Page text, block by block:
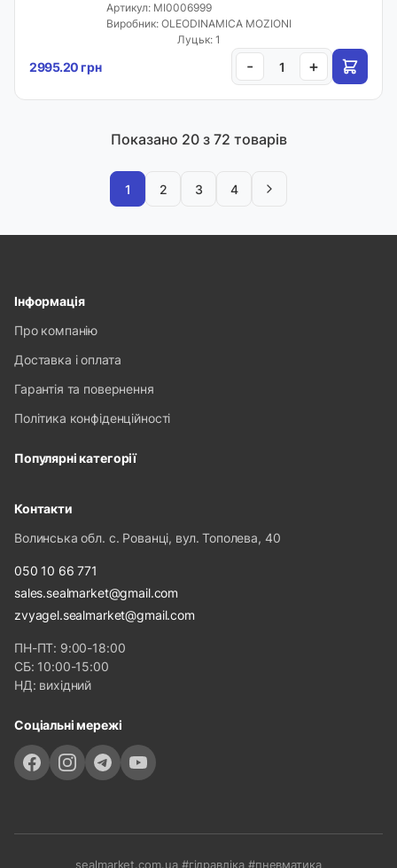
Артикул: MI0006999
Виробник: OLEODINAMICA MOZIONI
Луцьк: 1
2995.20 грн - +
Показано 20з 72 товарів
1 2 3 4
Інформація
Про компанію
Доставка і оплата
Гарантія та повернення
Політика конфіденційності
Популярні категорії
Контакти
Волинська обл. с. Рованці, вул. Тополева, 40
050 10 66 771
sales.sealmarket@gmail.com
zvyagel.sealmarket@gmail.com
ПН-ПТ: 9:00-18:00
СБ: 10:00-15:00
НД: вихідний
Соціальні мережі
sealmarket.com.ua #гідравліка #пневматика